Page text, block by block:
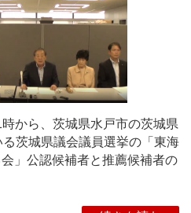
から、茨城県水戸市の茨城県
茨城県議会議員選挙の「東海
」公認候補者と推薦候補者の